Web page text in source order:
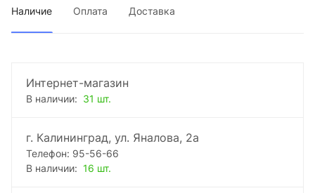
Наличие Оплата Доставка
Интернет-магазин
В наличии: 31 шт.
г. Калининград, ул. Яналова, 2а
Телефон: 95-56-66
В наличии: 16 шт.